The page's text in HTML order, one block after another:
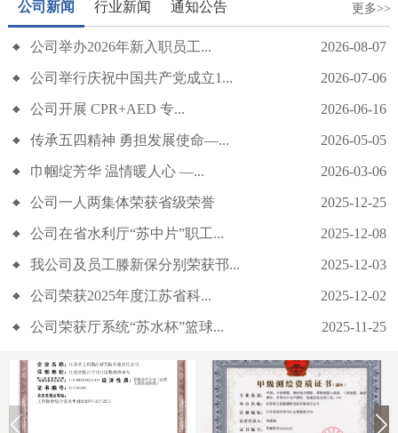
公司开展 CPR+AED 专项急救培训
传承五四精神 勇担发展使命——我公司召开五四青年节座谈会
公司新闻 行业新闻 通知公告 更多>>
公司举办2026年新入职员工... 2026-08-07
公司举行庆祝中国共产党成立1... 2026-07-06
公司开展 CPR+AED 专... 2026-06-16
传承五四精神 勇担发展使命—... 2026-05-05
巾帼绽芳华 温情暖人心 —... 2026-03-06
公司一人两集体荣获省级荣誉 2025-12-25
公司在省水利厅“苏中片”职工... 2025-12-08
我公司及员工滕新保分别荣获邗... 2025-12-03
公司荣获2025年度江苏省科... 2025-12-02
公司荣获厅系统“苏水杯”篮球... 2025-11-25